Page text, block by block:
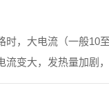
，大电流（一般10
变大，发热量加剧
感器采集各相电流大